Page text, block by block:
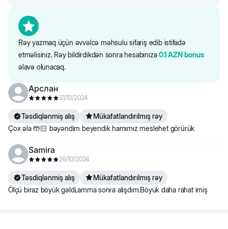
Rəy yazmaq üçün əvvəlcə məhsulu sifariş edib istifadə
etməlisiniz. Rəy bildirdikdən sonra hesabınıza0.1 AZN bonus
əlavə olunacaq.
Арслан
31/10/2024
Təsdiqlənmiş alış
Mükafatlandırılmış rəy
Çox əla 🤲🏻 bəyəndim beyendik hamımız meslehet görürük
Samira
26/10/2024
Təsdiqlənmiş alış
Mükafatlandırılmış rəy
Ölçü biraz böyük gəldi,amma sonra alışdım.Böyük daha rahat imiş